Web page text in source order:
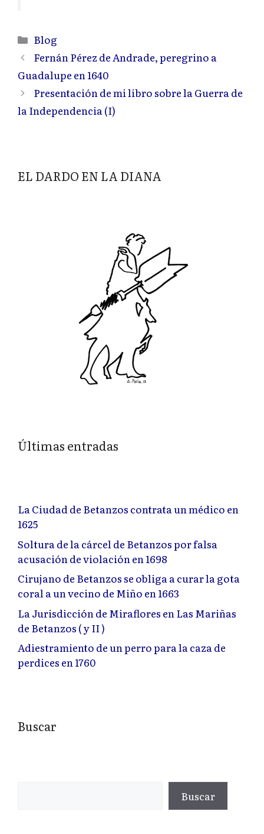
Categorías
Blog
Fernán Pérez de Andrade, peregrino a
Guadalupe en 1640
Presentación de mi libro sobre la Guerra de
la Independencia (I)
EL DARDO EN LA DIANA
Últimas entradas
La Ciudad de Betanzos contrata un médico en
1625
Soltura de la cárcel de Betanzos por falsa
acusación de violación en 1698
Cirujano de Betanzos se obliga a curar la gota
coral a un vecino de Miño en 1663
La Jurisdicción de Miraflores en Las Mariñas
de Betanzos ( y II )
Adiestramiento de un perro para la caza de
perdices en 1760
Buscar
Buscar